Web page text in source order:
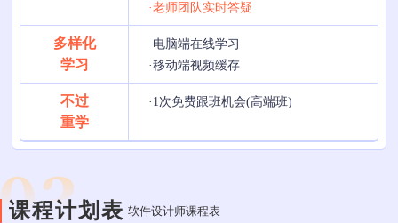
·老师团队实时答疑
多样化
学习
·电脑端在线学习
·移动端视频缓存
不过
重学
·1次免费跟班机会(高端班)
课程计划表 软件设计师课程表